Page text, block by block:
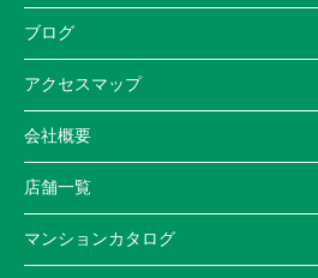
ブログ
アクセスマップ
会社概要
店舗一覧
マンションカタログ